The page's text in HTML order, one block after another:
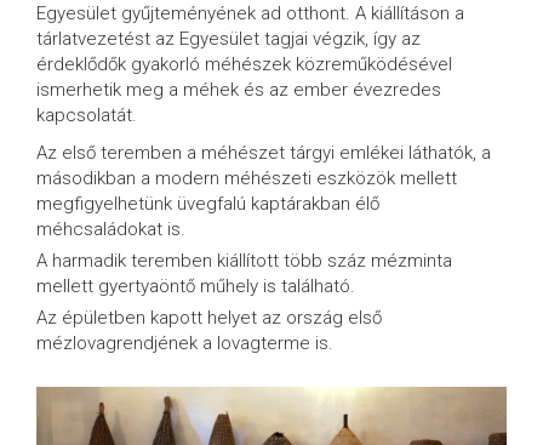
Egyesület gyűjteményének ad otthont. A kiállításon a
tárlatvezetést az Egyesület tagjai végzik, így az
érdeklődők gyakorló méhészek közreműködésével
ismerhetik meg a méhek és az ember évezredes
kapcsolatát.
Az első teremben a méhészet tárgyi emlékei láthatók, a
másodikban a modern méhészeti eszközök mellett
megfigyelhetünk üvegfalú kaptárakban élő
méhcsaládokat is.
A harmadik teremben kiállított több száz mézminta
mellett gyertyaöntő műhely is található.
Az épületben kapott helyet az ország első
mézlovagrendjének a lovagterme is.